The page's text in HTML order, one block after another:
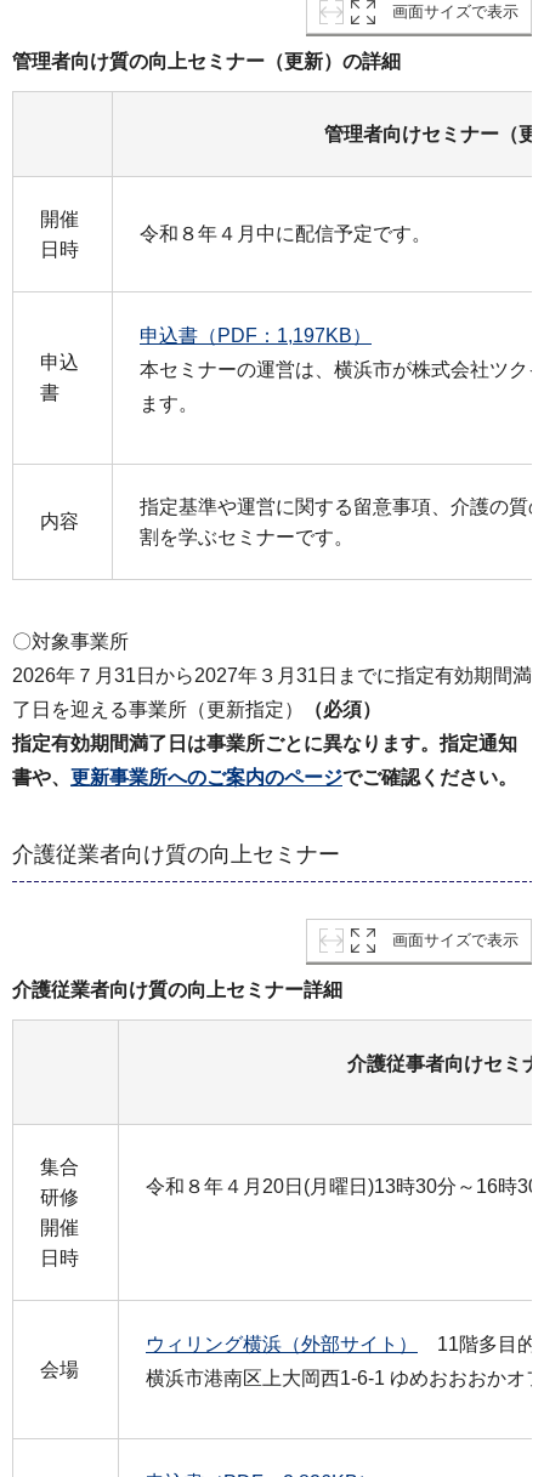
画面サイズで表示
管理者向け質の向上セミナー（更新）の詳細
管理者向けセミナー（更
開催
日時
令和８年４月中に配信予定です。
申込
書
申込書（PDF：1,197KB）
本セミナーの運営は、横浜市が株式会社ツク
ます。
内容
指定基準や運営に関する留意事項、介護の質
割を学ぶセミナーです。
〇対象事業所
2026年７月31日から2027年３月31日までに指定有効期間満
了日を迎える事業所（更新指定）
（必須）
指定有効期間満了日は事業所ごとに異なります。指定通知
書や、 更新事業所へのご案内のページでご確認ください。
介護従業者向け質の向上セミナー
画面サイズで表示
介護従業者向け質の向上セミナー詳細
介護従事者向けセミ
集合
研修
開催
日時
令和８年４月20日(月曜日)13
会場
ウィリング横浜（外部サイト）
11階多目的
横浜市港南区上大岡西1-6-1 ゆめおおおかオ